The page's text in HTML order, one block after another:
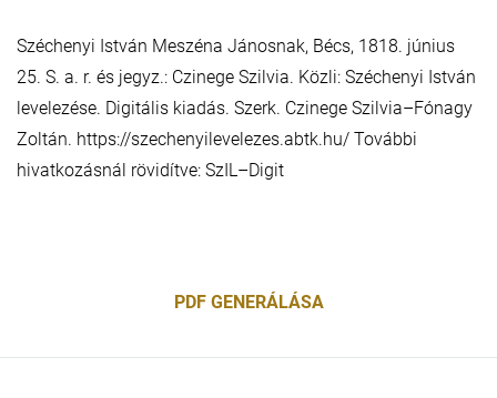
Széchenyi István Meszéna Jánosnak, Bécs, 1818. június
25. S. a. r. és jegyz.: Czinege Szilvia. Közli: Széchenyi István
levelezése. Digitális kiadás. Szerk. Czinege Szilvia–Fónagy
Zoltán. https://szechenyilevelezes.abtk.hu/ További
hivatkozásnál rövidítve: SzIL–Digit
PDF GENERÁLÁSA